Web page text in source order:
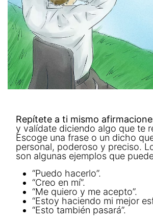
Repítete a ti mismo
y valídate diciendo algo que te
Escoge una frase o un dicho
personal, poderoso y preciso.
son algunas ejemplos que
“Puedo hacerlo”.
“Creo en mí”.
“Me quiero y me acepto”.
“Estoy haciendo mi mejor
“Esto también pasará”.